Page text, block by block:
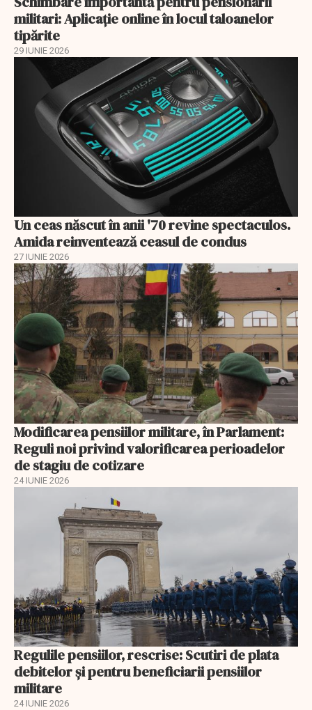
militari: Aplicaţie online în locul taloanelor
tipărite
29 IUNIE 2026
Un ceas născut în anii '70 revine spectaculos.
Amida reinventează ceasul de condus
27 IUNIE 2026
Modificarea pensiilor militare, în Parlament:
Reguli noi privind valorificarea perioadelor
de stagiu de cotizare
24 IUNIE 2026
Regulile pensiilor, rescrise: Scutiri de plata
debitelor și pentru beneficiarii pensiilor
militare
24 IUNIE 2026